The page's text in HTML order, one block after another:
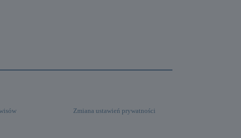
Zmiana ustawień prywatności